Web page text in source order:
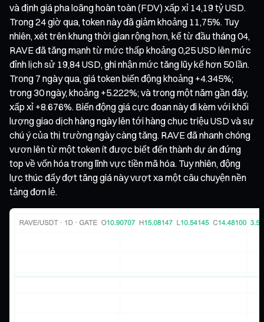
và định giá pha loãng hoàn toàn (FDV) xấp xỉ 14,19 tỷ USD.
Trong 24 giờ qua, token này đã giảm khoảng 11,75%. Tuy
nhiên, xét trên khung thời gian rộng hơn, kể từ đầu tháng 04,
RAVE đã tăng mạnh từ mức thấp khoảng 0,25 USD lên mức
đỉnh lịch sử 19,84 USD, ghi nhận mức tăng lũy kế hơn 50 lần.
Trong 7 ngày qua, giá token biến động khoảng +4.345%;
trong 30 ngày, khoảng +5.222%; và trong một năm gần đây,
xấp xỉ +8.676%. Biến động giá cực đoan này đi kèm với khối
lượng giao dịch hàng ngày lên tới hàng chục triệu USD và sự
chú ý của thị trường ngày càng tăng. RAVE đã nhanh chóng
vươn lên từ một token ít được biết đến thành dự án đứng
top về vốn hóa trong lĩnh vực tiền mã hóa. Tuy nhiên, động
lực thúc đẩy đợt tăng giá này vượt xa một câu chuyện nền
tảng đơn lẻ.